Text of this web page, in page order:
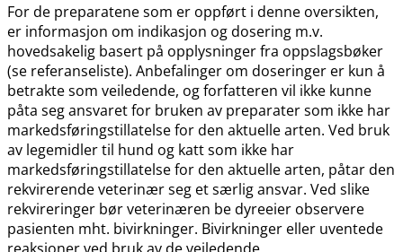
For de preparatene som er oppført i denne oversikten,
er informasjon om indikasjon og dosering m.v.
hovedsakelig basert på opplysninger fra oppslagsbøker
(se referanseliste). Anbefalinger om doseringer er kun å
betrakte som veiledende, og forfatteren vil ikke kunne
påta seg ansvaret for bruken av preparater som ikke har
markedsføringstillatelse for den aktuelle arten. Ved bruk
av legemidler til hund og katt som ikke har
markedsføringstillatelse for den aktuelle arten, påtar den
rekvirerende veterinær seg et særlig ansvar. Ved slike
rekvireringer bør veterinæren be dyreeier observere
pasienten mht. bivirkninger. Bivirkninger eller uventede